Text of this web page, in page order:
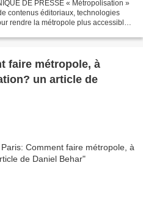
DE PRESSE « Métropolisation »
contenus éditoriaux, technologies
rendre la métropole plus accessible
faire métropole, à
un article de